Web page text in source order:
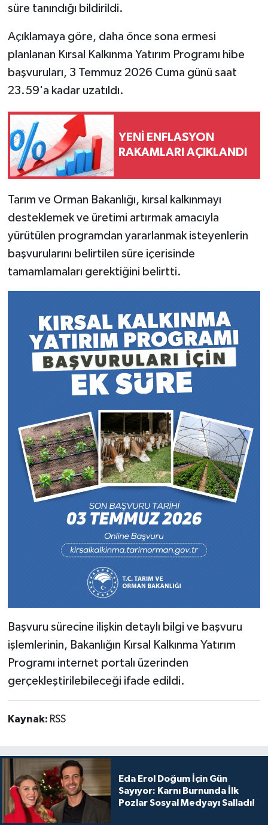
süre tanındığı bildirildi.
Açıklamaya göre, daha önce sona ermesi
planlanan Kırsal Kalkınma Yatırım Programı hibe
başvuruları, 3 Temmuz 2026 Cuma günü saat
23.59'a kadar uzatıldı.
YENİ ENFLASYON
RAKAMLARI AÇIKLANDI
Tarım ve Orman Bakanlığı, kırsal kalkınmayı
desteklemek ve üretimi artırmak amacıyla
yürütülen programdan yararlanmak isteyenlerin
başvurularını belirtilen süre içerisinde
tamamlamaları gerektiğini belirtti.
Başvuru sürecine ilişkin detaylı bilgi ve başvuru
işlemlerinin, Bakanlığın Kırsal Kalkınma Yatırım
Programı internet portalı üzerinden
gerçekleştirilebileceği ifade edildi.
Kaynak: RSS
Eda Erol Doğum İçin Gün
Sayıyor: Karnı Burnunda İlk
Pozlar Sosyal Medyayı Salladı!